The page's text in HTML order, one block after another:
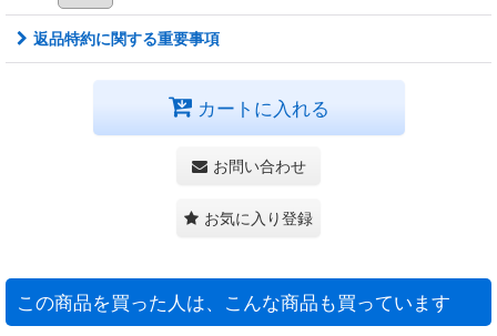
返品特約に関する重要事項
カートに入れる
お問い合わせ
お気に入り登録
この商品を買った人は、こんな商品も買っています